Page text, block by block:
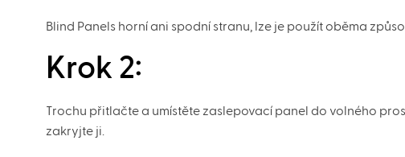
Blind Panels horní ani spodní stranu, lze je použít oběma
Krok 2:
Trochu přitlačte a umístěte zaslepovací panel do volného
zakryjte ji.